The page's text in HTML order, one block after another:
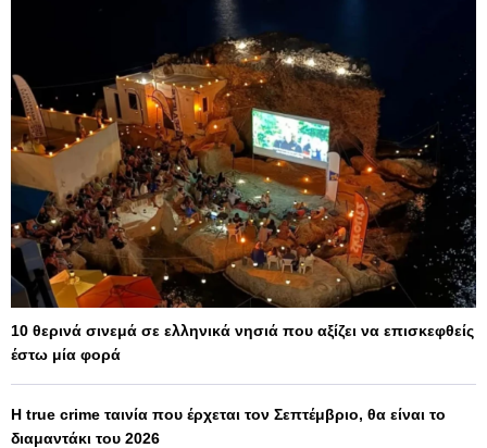
10 θερινά σινεμά σε ελληνικά νησιά που αξίζει να επισκεφθείς
έστω μία φορά
Η true crime ταινία που έρχεται τον Σεπτέμβριο, θα είναι το
διαμαντάκι του 2026